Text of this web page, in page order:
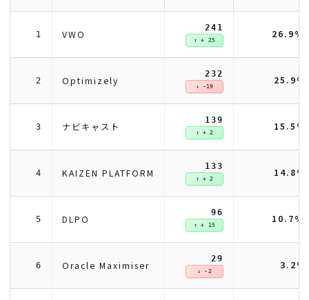
1 VWO
241
↑ + 25 26.9%
2 Optimizely
232
↓ -19 25.9%
3 ナビキャスト
139
↑ + 2 15.5%
4 KAIZEN PLATFORM
133
↑ + 2 14.8%
5 DLPO
96
↑ + 15 10.7%
6 Oracle Maximiser
29
↓ -2 3.2%